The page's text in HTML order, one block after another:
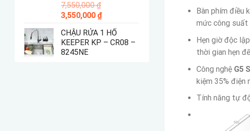
7,550,000₫
Giá
là:
7,550,000 ₫.
3,550,000 ₫Giá
tại
là:
CHẬU RỬA 1 HỐ
KEEPER KP – CR08 –
8245NE
Bàn phím điều
mức công suất
Hẹn giờ độc
thời gian hẹn
Công nghệ G5
kiệm 35% điện
Tính năng tự